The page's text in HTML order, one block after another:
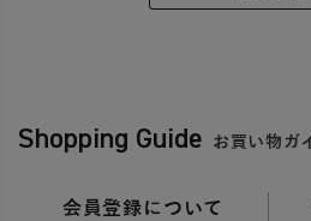
Shopping Guide お買い物ガ
会員登録について